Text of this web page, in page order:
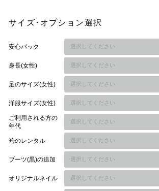
サイズ･オプション選択
安心パック
身長(女性)
足のサイズ(女性)
洋服サイズ(女性)
ご利用される方の
年代
袴のレンタル
ブーツ(黒)の追加
オリジナルネイル